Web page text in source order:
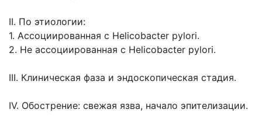
II. По этиологии:
1. Ассоциированная с Helicobacter pylori.
2. Не ассоциированная с Helicobacter pylori.
III. Клиническая фаза и эндоскопическая стадия.
IV. Обострение: свежая язва, начало эпителизации.